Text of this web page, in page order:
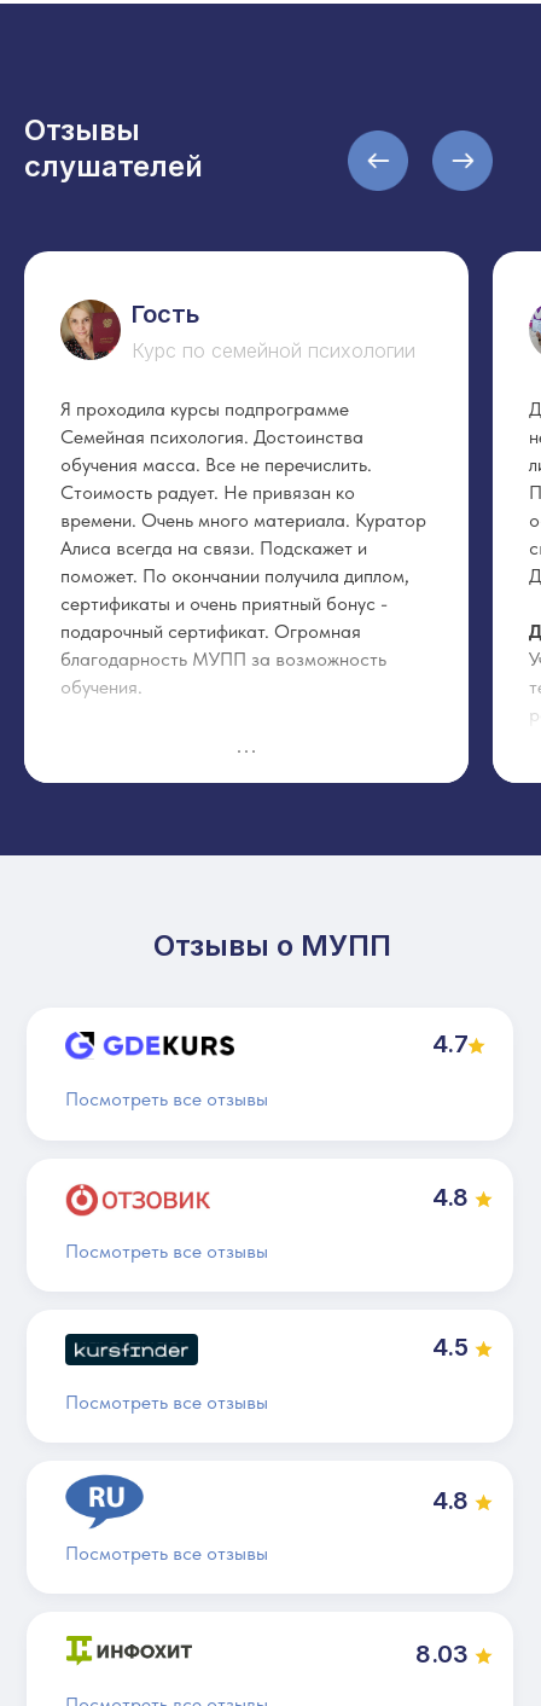
Отзывы
слушателей
Гость
Курс по семейной психологии
Я проходила курсы подпрограмме
Семейная психология. Достоинства
обучения масса. Все не перечислить.
Стоимость радует. Не привязан ко
времени. Очень много материала. Куратор
Алиса всегда на связи. Подскажет и
поможет. По окончании получила диплом,
сертификаты и очень приятный бонус -
подарочный сертификат. Огромная
благодарность МУПП за возможность
обучения.
Отзывы о МУПП
Посмотреть все отзывы
Посмотреть все отзывы
Посмотреть все отзывы
Посмотреть все отзывы
4.7
4.8
4.8
4.5
8.03